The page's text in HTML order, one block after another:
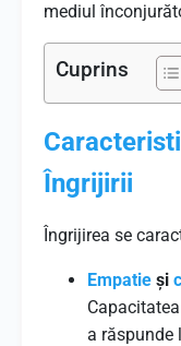
mediul
Cuprins
Îngrijirii
Îngrijirea se
Empatie și
a răspunde